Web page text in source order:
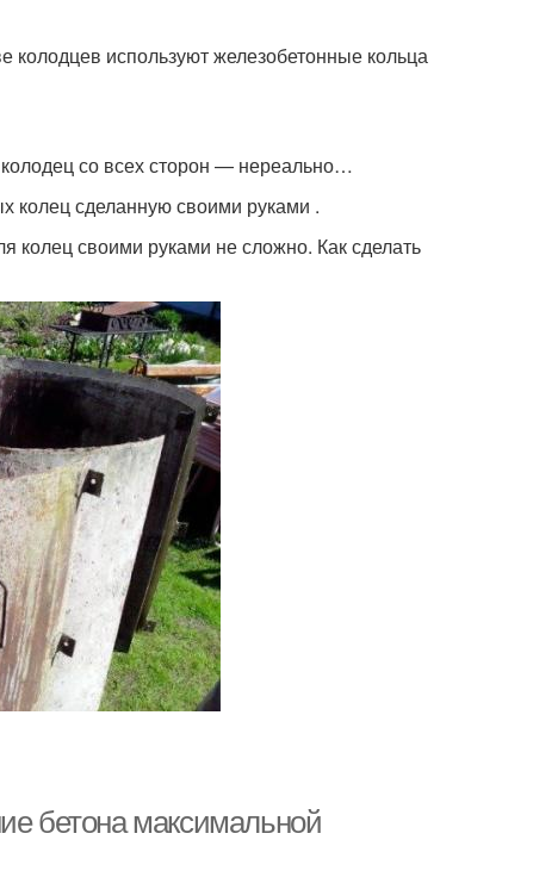
колодцев используют железобетонные кольца
со всех сторон — нереально…
колец сделанную своими руками .
колец своими руками не сложно. Как сделать
бетона максимальной